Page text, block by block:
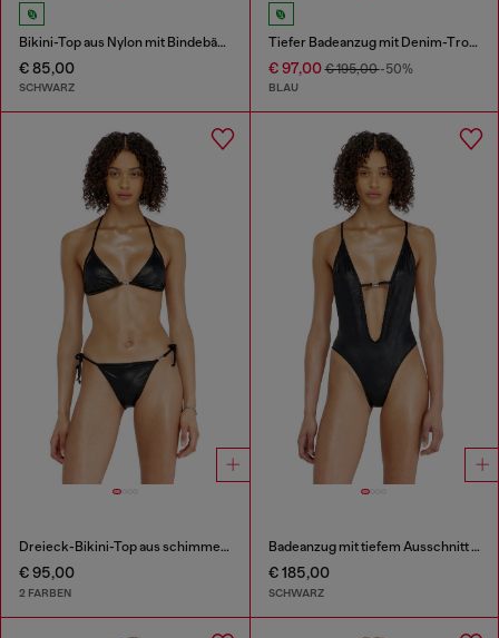
Bikini-Top aus Nylon mit Bindebändern
€ 85,00
SCHWARZ
Tiefer Badeanzug mit Denim-Trompe l'œil
€ 97,00€ 195,00-50%
BLAU
Dreieck-Bikini-Top aus schimmerndem Stoff
€ 95,00
2 FARBEN
Badeanzug mit tiefem Ausschnitt aus schimmerndem Stoff
€ 185,00
SCHWARZ